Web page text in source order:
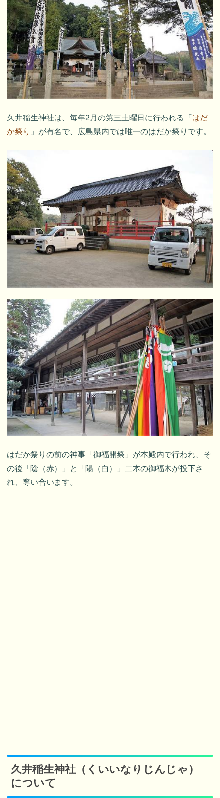
久井稲生神社は、毎年2月の第三土曜日に行われる「 はだ
か祭り 」が有名で、広島県内では唯一のはだか祭りです。
はだか祭りの前の神事「御福開祭」が本殿内で行われ、そ
の後「陰（赤）」と「陽（白）」二本の御福木が投下さ
れ、奪い合います。
久井稲生神社（くいいなりじんじゃ）
について